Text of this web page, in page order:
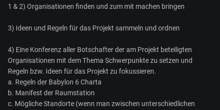
1 & 2) Organisationen finden und zum mit machen bringen
3) Ideen und Regeln für das Projekt sammeln und ordnen
4) Eine Konferenz aller Botschafter der am Projekt beteiligten
Organisationen mit dem Thema Schwerpunkte zu setzen und
Regeln bzw. Ideen für das Projekt zu fokussieren.
a. Regeln der Babylon 6 Charta
b. Manifest der Raumstation
c. Mögliche Standorte (wenn man zwischen unterschiedlichen